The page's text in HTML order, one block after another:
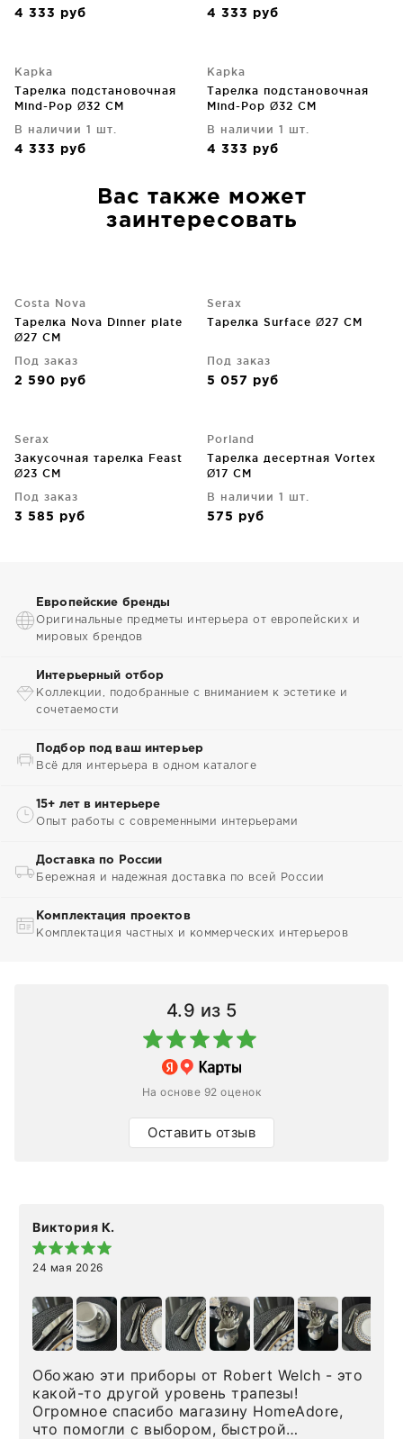
4 333 руб 4 333 руб
Kapka
Тарелка подстановочная
Mind-Pop Ø32 CM
В наличии 1 шт.
4 333 руб
Kapka
Тарелка подстановочная
Mind-Pop Ø32 CM
В наличии 1 шт.
4 333 руб
Вас также может
заинтересовать
Costa Nova
Тарелка Nova Dinner plate
Ø27 CM
Под заказ
2 590 руб
Serax
Тарелка Surface Ø27 CM
Под заказ
5 057 руб
Serax
Закусочная тарелка Feast
Ø23 CM
Под заказ
3 585 руб
Porland
Тарелка десертная Vortex
Ø17 CM
В наличии 1 шт.
575 руб
Европейские бренды
Оригинальные предметы интерьера от европейских и
мировых брендов
Интерьерный отбор
Коллекции, подобранные с вниманием к эстетике и
сочетаемости
Подбор под ваш интерьер
Всё для интерьера в одном каталоге
15+ лет в интерьере
Опыт работы с современными интерьерами
Доставка по России
Бережная и надежная доставка по всей России
Комплектация проектов
Комплектация частных и коммерческих интерьеров
4.9 из 5
На основе 92 оценок
Оставить отзыв
Виктория К.
24 мая 2026
Обожаю эти приборы от Robert Welch - это
какой-то другой уровень трапезы!
Огромное спасибо магазину HomeAdore,
что помогли с выбором, быстрой